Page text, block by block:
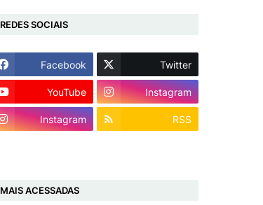
REDES SOCIAIS
Facebook Twitter
YouTube Instagram
Instagram RSS
MAIS ACESSADAS